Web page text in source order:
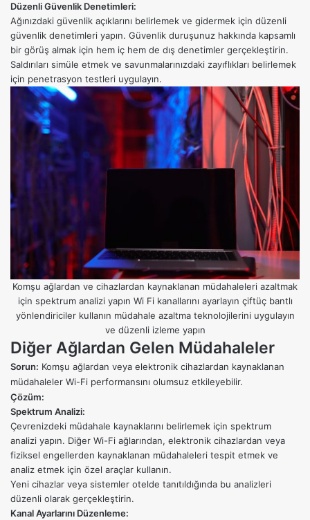
Düzenli Güvenlik Denetimleri:
Ağınızdaki güvenlik açıklarını belirlemek ve gidermek için düzenli
güvenlik denetimleri yapın. Güvenlik duruşunuz hakkında kapsamlı
bir görüş almak için hem iç hem de dış denetimler gerçekleştirin.
Saldırıları simüle etmek ve savunmalarınızdaki zayıflıkları belirlemek
için penetrasyon testleri uygulayın.
Komşu ağlardan ve cihazlardan kaynaklanan müdahaleleri azaltmak
için spektrum analizi yapın Wi Fi kanallarını ayarlayın çiftüç bantlı
yönlendiriciler kullanın müdahale azaltma teknolojilerini uygulayın
ve düzenli izleme yapın
Diğer Ağlardan Gelen Müdahaleler
Sorun: Komşu ağlardan veya elektronik cihazlardan kaynaklanan
müdahaleler Wi-Fi performansını olumsuz etkileyebilir.
Çözüm:
Spektrum Analizi:
Çevrenizdeki müdahale kaynaklarını belirlemek için spektrum
analizi yapın. Diğer Wi-Fi ağlarından, elektronik cihazlardan veya
fiziksel engellerden kaynaklanan müdahaleleri tespit etmek ve
analiz etmek için özel araçlar kullanın.
Yeni cihazlar veya sistemler otelde tanıtıldığında bu analizleri
düzenli olarak gerçekleştirin.
Kanal Ayarlarını Düzenleme: